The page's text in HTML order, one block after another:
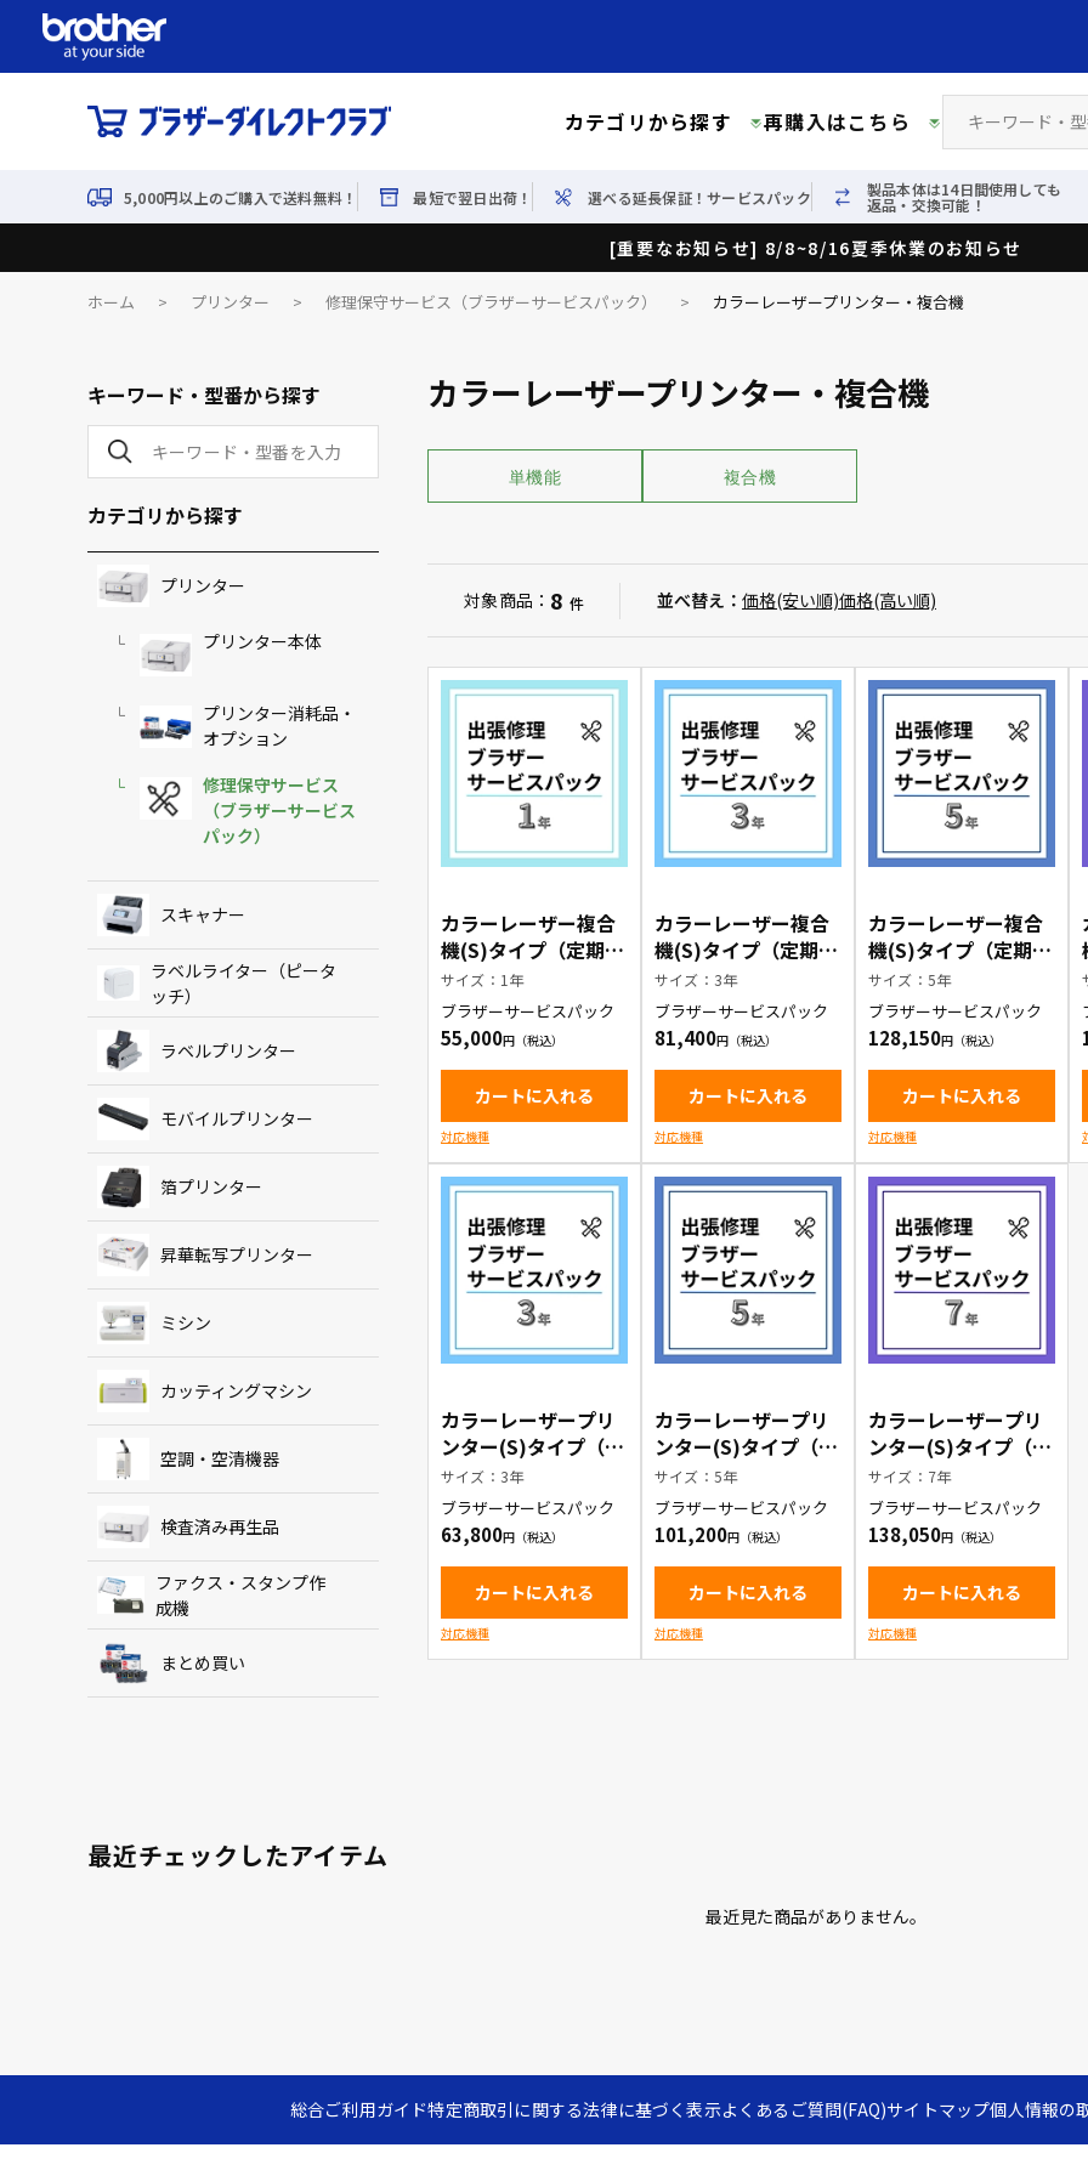
カテゴリから探す 再購入はこちら
5,000円以上のご購入で送料無料！ 最短で翌日出荷！ 選べる延長保証！サービスパック 製品本体は14日間使用しても
返品・交換可能！
[重要なお知らせ] 8/8~8/16夏季休業のお知らせ
ホーム > プリンター > 修理保守サービス（ブラザーサービスパック） > カラーレーザープリンター・複合機
キーワード・型番から探す
カテゴリから探す
プリンター
プリンター本体
プリンター消耗品・
オプション
修理保守サービス
（ブラザーサービス
パック）
スキャナー
ラベルライター（ピータ
ッチ）
ラベルプリンター
モバイルプリンター
箔プリンター
昇華転写プリンター
ミシン
カッティングマシン
空調・空清機器
検査済み再生品
ファクス・スタンプ作
成機
まとめ買い
カラーレーザープリンター・複合機
単機能 複合機
対象商品： 8 件 並べ替え： 価格(安い順)価格(高い順)
カラーレーザー複合
機(S)タイプ（定期交
換部品有）出張修理
ブラザーサービスパ
ック1年
サイズ：1年
ブラザーサービスパック
55,000
カートに入れる
対応機種
カラーレーザー複合
機(S)タイプ（定期交
換部品有）出張修理
ブラザーサービスパ
ック3年
サイズ：3年
ブラザーサービスパック
81,400
カートに入れる
対応機種
カラーレーザー複合
機(S)タイプ（定期交
換部品有）出張修理
ブラザーサービスパ
ック5年
サイズ：5年
ブラザーサービスパック
128,150
カートに入れる
対応機種
カラーレーザープリ
ンター(S)タイプ（定
期交換部品有）出張
修理ブラザーサービ
スパック3年
サイズ：3年
ブラザーサービスパック
63,800
カートに入れる
対応機種
カラーレーザープリ
ンター(S)タイプ（定
期交換部品有）出張
修理ブラザーサービ
スパック5年
サイズ：5年
ブラザーサービスパック
101,200
カートに入れる
対応機種
カラーレーザープリ
ンター(S)タイプ（定
期交換部品有）出張
修理ブラザーサービ
スパック7年
サイズ：7年
ブラザーサービスパック
138,050
カートに入れる
対応機種
最近チェックしたアイテム
最近見た商品がありません。
総合ご利用ガイド特定商取引に関する法律に基づく表示よくあるご質問(FAQ)サイトマップ個人情報の